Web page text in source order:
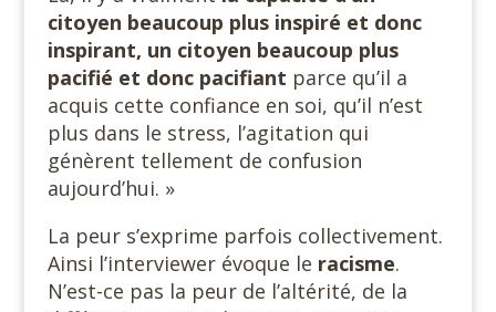
citoyen beaucoup plus inspiré et donc
inspirant, un citoyen beaucoup plus
pacifié et donc pacifiant parce qu’il a
acquis cette confiance en soi, qu’il n’est
plus dans le stress, l’agitation qui
génèrent tellement de confusion
aujourd’hui. »
La peur s’exprime parfois collectivement.
Ainsi l’interviewer évoque le racisme.
N’est-ce pas la peur de l’altérité, de la